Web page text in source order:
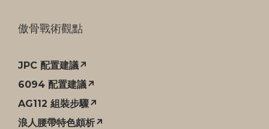
傲骨戰術觀點
JPC 配置建議↗
6094 配置建議↗
AG112 組裝步驟↗
浪人腰帶特色頗析↗